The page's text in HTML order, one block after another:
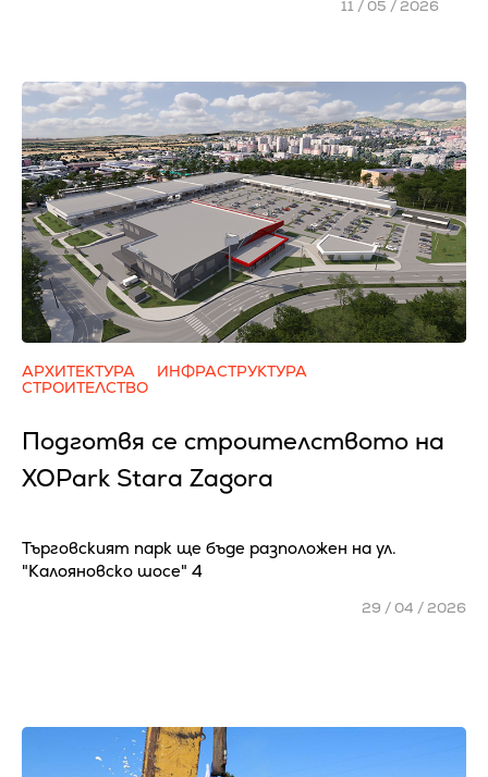
11 / 05 / 2026
АРХИТЕКТУРА
ИНФРАСТРУКТУРА
СТРОИТЕЛСТВО
Подготвя се строителството на
XOPark Stara Zagora
Търговският парк ще бъде разположен на ул.
"Калояновско шосе" 4
29 / 04 / 2026